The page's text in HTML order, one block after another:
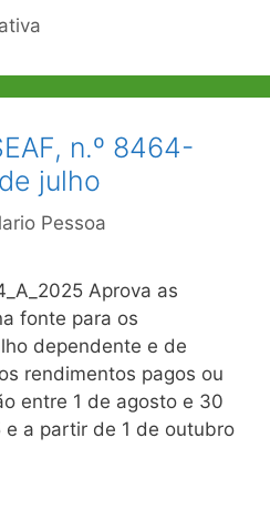
n.º 8464-
julho
Pessoa
Aprova as
fonte para os
dependente e de
rendimentos pagos ou
entre 1 de agosto e 30
a partir de 1 de outubro